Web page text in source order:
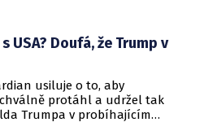
USA? Doufá, že Trump v
usiluje o to, aby
protáhl a udržel tak
Trumpa v probíhajícím